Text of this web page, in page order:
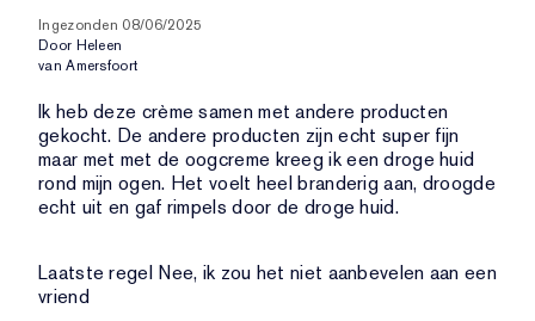
Ingezonden 08/06/2025
Door Heleen
van Amersfoort
Ik heb deze crème samen met andere producten
gekocht. De andere producten zijn echt super fijn
maar met met de oogcreme kreeg ik een droge huid
rond mijn ogen. Het voelt heel branderig aan, droogde
echt uit en gaf rimpels door de droge huid.
Laatste regelNee, ik zou het niet aanbevelen aan een
vriend